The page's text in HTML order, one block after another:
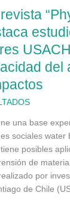
del
una base
sociales water
posibles
de
por
de Chile